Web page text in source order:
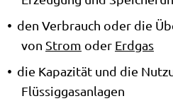
den Verbrauch oder die
von Strom oder Erdgas
die Kapazität und die
Flüssiggasanlagen